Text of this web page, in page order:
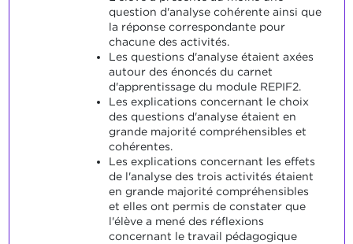
question d'analyse cohérente ainsi que
la réponse correspondante pour
chacune des activités.
Les questions d'analyse étaient axées
autour des énoncés du carnet
d'apprentissage du module REPIF2.
Les explications concernant le choix
des questions d'analyse étaient en
grande majorité compréhensibles et
cohérentes.
Les explications concernant les effets
de l'analyse des trois activités étaient
en grande majorité compréhensibles
et elles ont permis de constater que
l'élève a mené des réflexions
concernant le travail pédagogique